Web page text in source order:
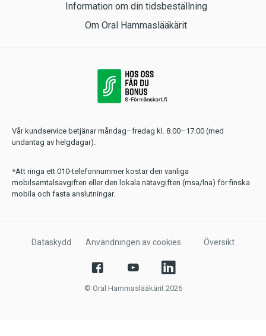
Information om din tidsbeställning
Om Oral Hammaslääkärit
Vår kundservice betjänar måndag–fredag kl. 8.00–17.00 (med
undantag av helgdagar).
*Att ringa ett 010-telefonnummer kostar den vanliga
mobilsamtalsavgiften eller den lokala nätavgiften (msa/lna) för finska
mobila och fasta anslutningar.
Dataskydd Användningen av cookies Översikt
© Oral Hammaslääkärit 2026